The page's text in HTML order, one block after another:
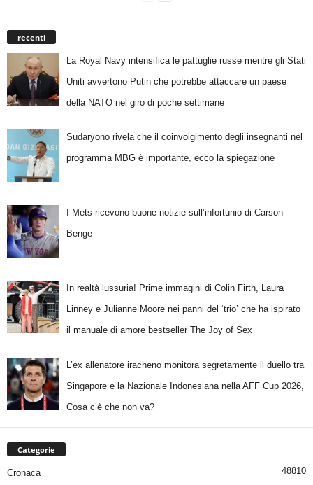
recenti
La Royal Navy intensifica le pattuglie russe mentre gli Stati
Uniti avvertono Putin che potrebbe attaccare un paese
della NATO nel giro di poche settimane
Sudaryono rivela che il coinvolgimento degli insegnanti nel
programma MBG è importante, ecco la spiegazione
I Mets ricevono buone notizie sull’infortunio di Carson
Benge
In realtà lussuria! Prime immagini di Colin Firth, Laura
Linney e Julianne Moore nei panni del ‘trio’ che ha ispirato
il manuale di amore bestseller The Joy of Sex
L’ex allenatore iracheno monitora segretamente il duello tra
Singapore e la Nazionale Indonesiana nella AFF Cup 2026,
Cosa c’è che non va?
Categorie
Cronaca 48810